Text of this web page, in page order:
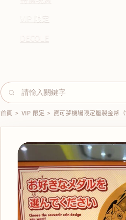
VIP 限定
首頁 > VIP 限定 > 寶可夢機場限定壓製金幣